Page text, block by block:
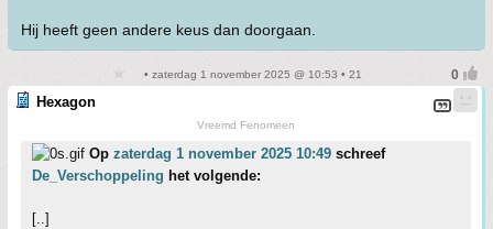
Hij heeft geen andere keus dan doorgaan.
• zaterdag 1 november 2025 @ 10:53 • 21
Hexagon
Vreemd Fenomeen
Op zaterdag 1 november 2025 10:49 schreef
De_Verschoppeling het volgende:
[..]